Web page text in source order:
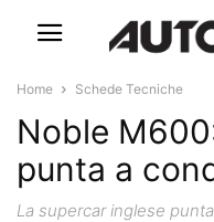
Home Schede Tecniche
Noble
punta a
La supercar inglese